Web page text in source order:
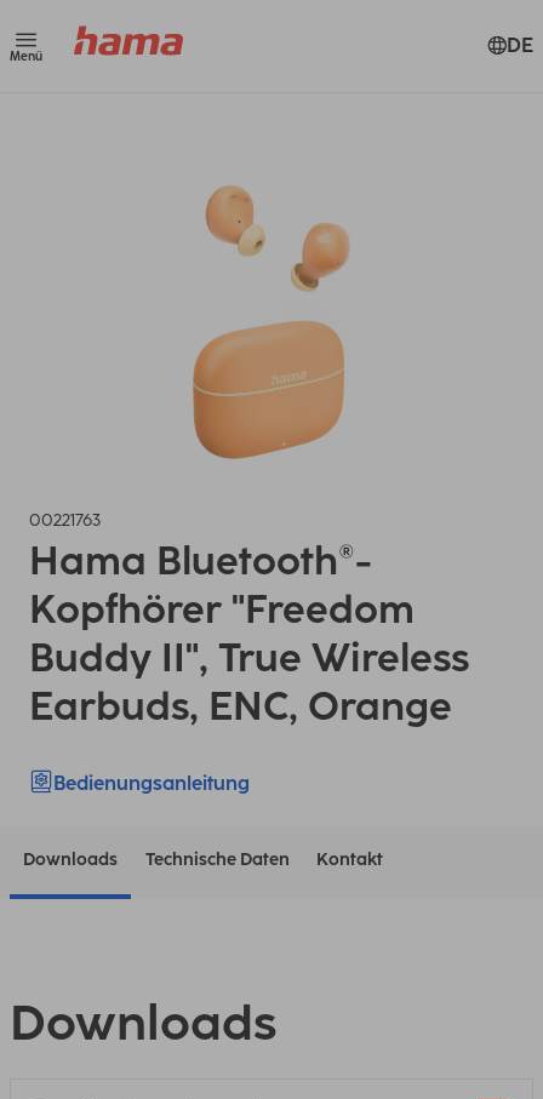
Menü DE
00221763
Hama Bluetooth®-
Kopfhörer "Freedom
Buddy II", True Wireless
Earbuds, ENC, Orange
Bedienungsanleitung
Downloads Technische Daten Kontakt
Downloads